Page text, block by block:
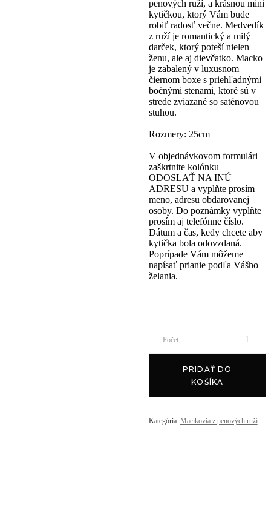
penových ruží, a krásnou mini
kytičkou, ktorý Vám bude
robiť radosť večne. Medvedík
z ruží je romantický a milý
darček, ktorý poteší nielen
ženu, ale aj dievčatko. Macko
je zabalený v luxusnom
čiernom boxe s priehľadnými
bočnými stenami, ktoré sú v
strede zviazané so saténovou
stuhou.
Rozmery: 25cm
V objednávkovom formulári
zaškrtnite kolónku
ODOSLAŤ NA INÚ
ADRESU a vyplňte prosím
meno, adresu obdarovanej
osoby. Do poznámky vyplňte
prosím aj telefónne číslo.
Dátum a čas, kedy chcete aby
kytička bola odovzdaná.
Poprípade Vám môžeme
napísať prianie podľa Vášho
želania.
Macko
Deluxe
s
ružou
Počet
PRIDAŤ DO
KOŠÍKA
Kategória: Macíkovia z penových ruží